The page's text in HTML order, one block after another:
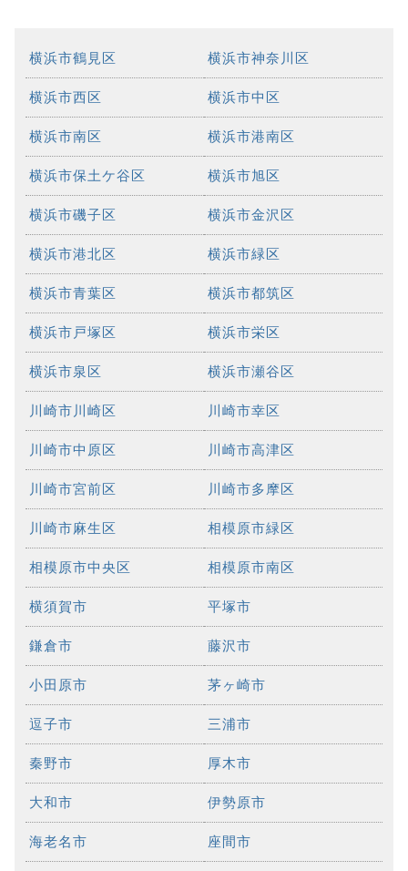
横浜市鶴見区 横浜市神奈川区
横浜市西区 横浜市中区
横浜市南区 横浜市港南区
横浜市保土ケ谷区 横浜市旭区
横浜市磯子区 横浜市金沢区
横浜市港北区 横浜市緑区
横浜市青葉区 横浜市都筑区
横浜市戸塚区 横浜市栄区
横浜市泉区 横浜市瀬谷区
川崎市川崎区 川崎市幸区
川崎市中原区 川崎市高津区
川崎市宮前区 川崎市多摩区
川崎市麻生区 相模原市緑区
相模原市中央区 相模原市南区
横須賀市 平塚市
鎌倉市 藤沢市
小田原市 茅ヶ崎市
逗子市 三浦市
秦野市 厚木市
大和市 伊勢原市
海老名市 座間市